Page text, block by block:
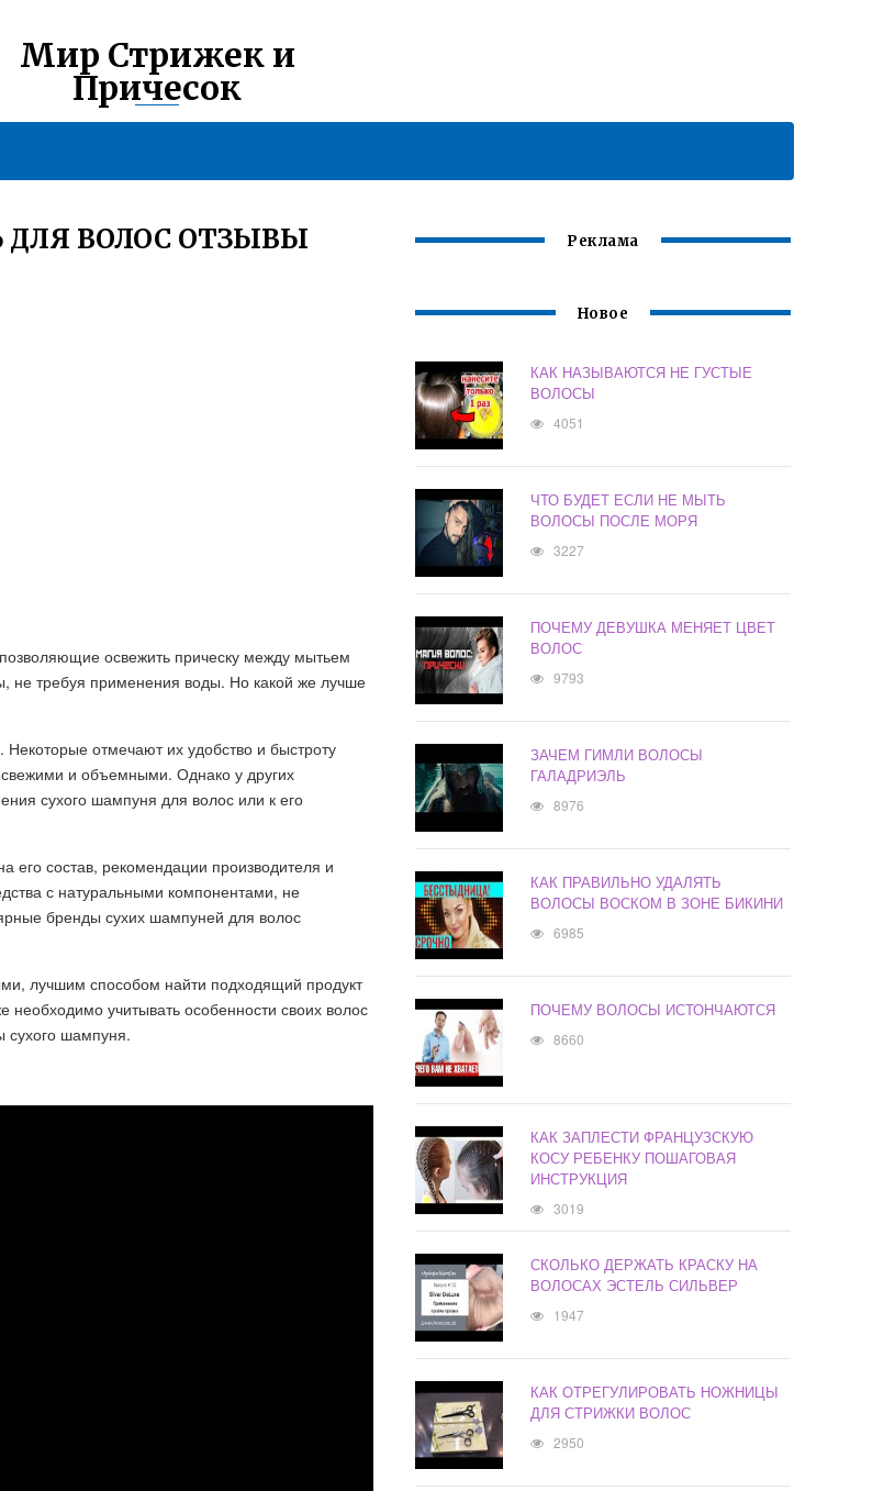
Мир Стрижек и
Причесок
ВОЛОС ОТЗЫВЫ
освежить прическу между мытьем
не требуя применения воды. Но какой же лучше
отмечают их удобство и быстроту
свежими и объемными. Однако у других
сухого шампуня для волос или к его
его состав, рекомендации производителя и
с натуральными компонентами, не
бренды сухих шампуней для волос
лучшим способом найти подходящий продукт
необходимо учитывать особенности своих волос
сухого шампуня.
Реклама
Новое
КАК НАЗЫВАЮТСЯ НЕ ГУСТЫЕ
ВОЛОСЫ
4051
ЧТО БУДЕТ ЕСЛИ НЕ МЫТЬ
ВОЛОСЫ ПОСЛЕ МОРЯ
3227
ПОЧЕМУ ДЕВУШКА МЕНЯЕТ ЦВЕТ
ВОЛОС
9793
ЗАЧЕМ ГИМЛИ ВОЛОСЫ
ГАЛАДРИЭЛЬ
8976
КАК ПРАВИЛЬНО УДАЛЯТЬ
ВОЛОСЫ ВОСКОМ В ЗОНЕ БИКИНИ
6985
ПОЧЕМУ ВОЛОСЫ ИСТОНЧАЮТСЯ
8660
КАК ЗАПЛЕСТИ ФРАНЦУЗСКУЮ
КОСУ РЕБЕНКУ ПОШАГОВАЯ
ИНСТРУКЦИЯ
3019
СКОЛЬКО ДЕРЖАТЬ КРАСКУ НА
ВОЛОСАХ ЭСТЕЛЬ СИЛЬВЕР
1947
КАК ОТРЕГУЛИРОВАТЬ НОЖНИЦЫ
ДЛЯ СТРИЖКИ ВОЛОС
2950